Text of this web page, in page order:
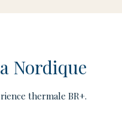
Nordique
thermale BR+.